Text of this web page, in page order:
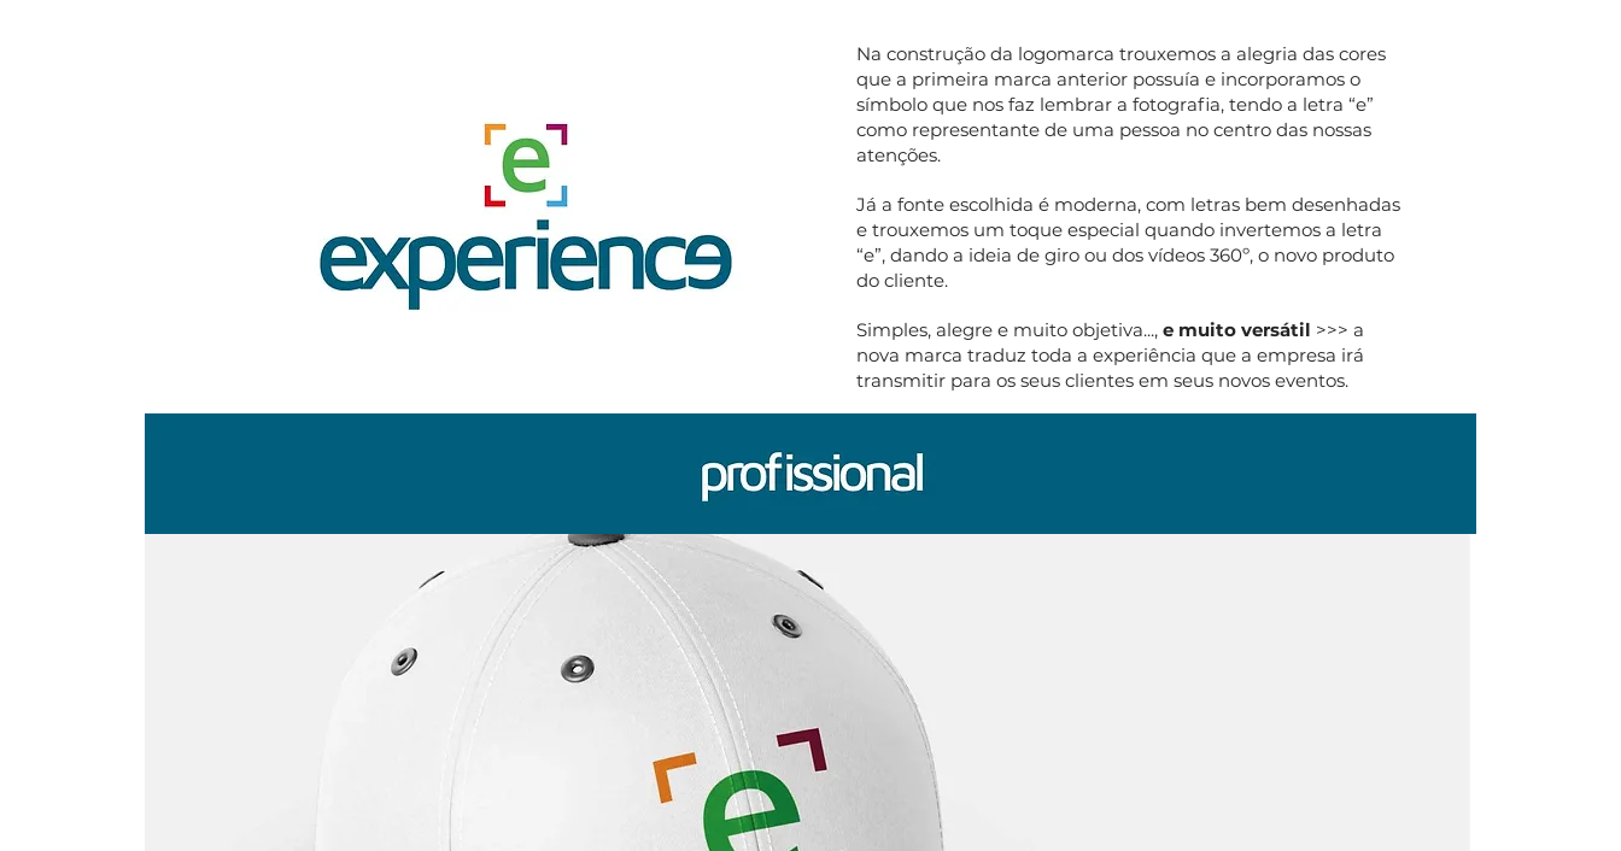
Na construção da logomarca trouxemos a alegria das cores
que a primeira marca anterior possuía e incorporamos o
símbolo que nos faz lembrar a fotografia, tendo a letra “e”
como representante de uma pessoa no centro das nossas
atenções.
Já a fonte escolhida é moderna, com letras bem desenhadas
e trouxemos um toque especial quando invertemos a letra
“e”, dando a ideia de giro ou dos vídeos 360º, o novo produto
do cliente.
Simples, alegre e muito objetiva..., e muito versátil >>> a
nova marca traduz toda a experiência que a empresa irá
transmitir para os seus clientes em seus novos eventos.